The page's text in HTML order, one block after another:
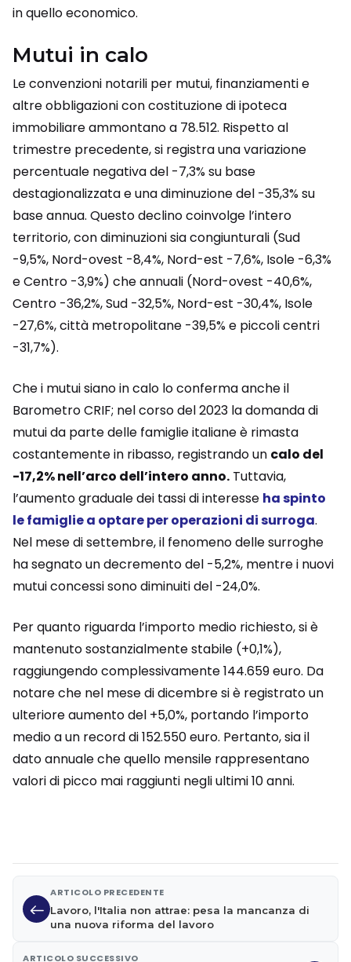
in quello economico.
Mutui in calo
Le convenzioni notarili per mutui, finanziamenti e
altre obbligazioni con costituzione di ipoteca
immobiliare ammontano a 78.512. Rispetto al
trimestre precedente, si registra una variazione
percentuale negativa del -7,3% su base
destagionalizzata e una diminuzione del -35,3% su
base annua. Questo declino coinvolge l’intero
territorio, con diminuzioni sia congiunturali (Sud
-9,5%, Nord-ovest -8,4%, Nord-est -7,6%, Isole -6,3%
e Centro -3,9%) che annuali (Nord-ovest -40,6%,
Centro -36,2%, Sud -32,5%, Nord-est -30,4%, Isole
-27,6%, città metropolitane -39,5% e piccoli centri
-31,7%).
Che i mutui siano in calo lo conferma anche il
Barometro CRIF; nel corso del 2023 la domanda di
mutui da parte delle famiglie italiane è rimasta
costantemente in ribasso, registrando un calo del
-17,2% nell’arco dell’intero anno. Tuttavia,
l’aumento graduale dei tassi di interesse ha spinto
le famiglie a optare per operazioni di surroga.
Nel mese di settembre, il fenomeno delle surroghe
ha segnato un decremento del -5,2%, mentre i nuovi
mutui concessi sono diminuiti del -24,0%.
Per quanto riguarda l’importo medio richiesto, si è
mantenuto sostanzialmente stabile (+0,1%),
raggiungendo complessivamente 144.659 euro. Da
notare che nel mese di dicembre si è registrato un
ulteriore aumento del +5,0%, portando l’importo
medio a un record di 152.550 euro. Pertanto, sia il
dato annuale che quello mensile rappresentano
valori di picco mai raggiunti negli ultimi 10 anni.
ARTICOLO PRECEDENTE
Lavoro, l'Italia non attrae: pesa la mancanza di
una nuova riforma del lavoro
ARTICOLO SUCCESSIVO